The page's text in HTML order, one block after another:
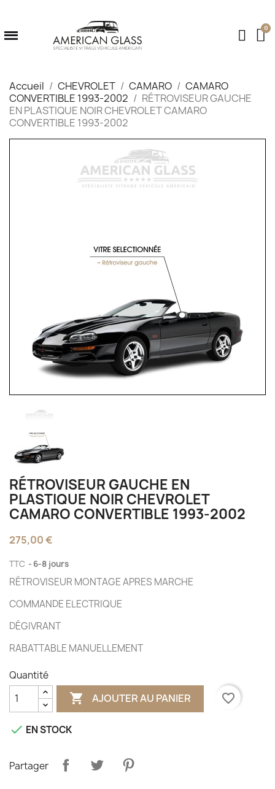
Accueil CHEVROLET CAMARO
CAMARO
CONVERTIBLE 1993-2002
RÉTROVISEUR GAUCHE
EN PLASTIQUE NOIR CHEVROLET CAMARO
CONVERTIBLE 1993-2002
RÉTROVISEUR GAUCHE EN
PLASTIQUE NOIR CHEVROLET
CAMARO CONVERTIBLE 1993-2002
275,00 €
TTC 6-8 jours
RÉTROVISEUR MONTAGE APRES MARCHE
COMMANDE ELECTRIQUE
DÉGIVRANT
RABATTABLE MANUELLEMENT
Quantité
 AJOUTER AU PANIER favorite_border
 EN STOCK
Partager